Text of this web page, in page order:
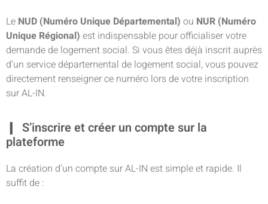
Le NUD (Numéro Unique Départemental) ou NUR (Numéro
Unique Régional) est indispensable pour officialiser votre
demande de logement social. Si vous êtes déjà inscrit auprès
d’un service départemental de logement social, vous pouvez
directement renseigner ce numéro lors de votre inscription
sur AL-IN.
S’inscrire et créer un compte sur la
plateforme
La création d’un compte sur AL-IN est simple et rapide. Il
suffit de :